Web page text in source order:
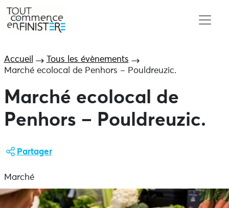
Accueil
Tous les évènements
Marché ecolocal de Penhors – Pouldreuzic.
Marché ecolocal de
Penhors – Pouldreuzic.
Partager
Marché